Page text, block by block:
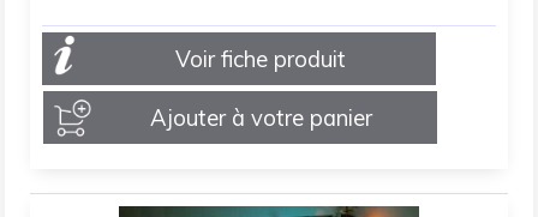
Voir fiche produit
Ajouter à votre panier